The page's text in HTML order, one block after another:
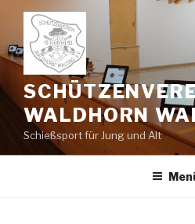
springen
WALDHORN
Schießsport für Jung und Alt